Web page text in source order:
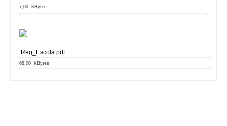
7,00 KBytes
Reg_Escola.pdf
68,00 KBytes